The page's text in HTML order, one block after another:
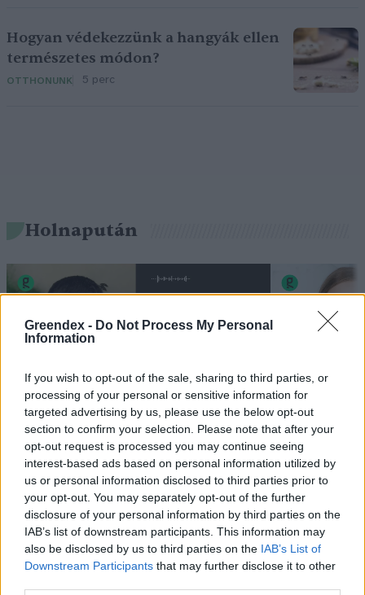
Greendex - Do Not Process My Personal
Information
If you wish to opt-out of the sale, sharing to third parties, or
processing of your personal or sensitive information for
targeted advertising by us, please use the below opt-out
section to confirm your selection. Please note that after your
opt-out request is processed you may continue seeing
interest-based ads based on personal information utilized by
us or personal information disclosed to third parties prior to
your opt-out. You may separately opt-out of the further
disclosure of your personal information by third parties on the
IAB’s list of downstream participants. This information may
also be disclosed by us to third parties on the IAB’s List of
Downstream Participants that may further disclose it to other
Hogyan védekezzünk a hangyák ellen
természetes módon?
OTTHONUNK 5 perc
Holnapután
„Mindegy már, hogy milyen
víz, csak víz legyen” |
Holnapután
Greendex 55:58
A
az ember
Greendex